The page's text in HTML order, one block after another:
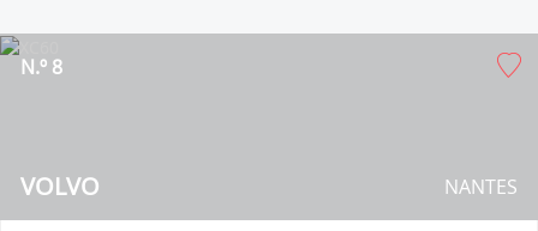
VOLVO
N.º 8
NANTES